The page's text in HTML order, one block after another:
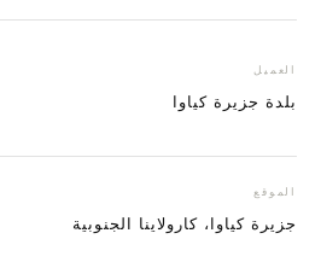
العميل
بلدة جزيرة كياوا
الموقع
جزيرة كياوا، كارولاينا الجنوبية